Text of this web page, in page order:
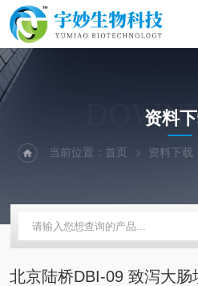
资料
当前位置：首页 资料下载
北京陆桥DBI-09 致泻大